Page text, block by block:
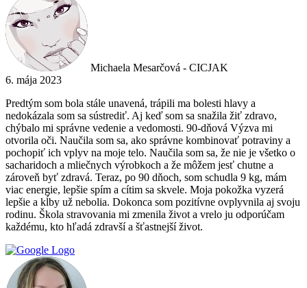
Michaela Mesarčová - CICJAK
6. mája 2023
Predtým som bola stále unavená, trápili ma bolesti hlavy a
nedokázala som sa sústrediť. Aj keď som sa snažila žiť zdravo,
chýbalo mi správne vedenie a vedomosti. 90-dňová Výzva mi
otvorila oči. Naučila som sa, ako správne kombinovať potraviny a
pochopiť ich vplyv na moje telo. Naučila som sa, že nie je všetko o
sacharidoch a mliečnych výrobkoch a že môžem jesť chutne a
zároveň byť zdravá. Teraz, po 90 dňoch, som schudla 9 kg, mám
viac energie, lepšie spím a cítim sa skvele. Moja pokožka vyzerá
lepšie a kĺby už nebolia. Dokonca som pozitívne ovplyvnila aj svoju
rodinu. Škola stravovania mi zmenila život a vrelo ju odporúčam
každému, kto hľadá zdravší a šťastnejší život.